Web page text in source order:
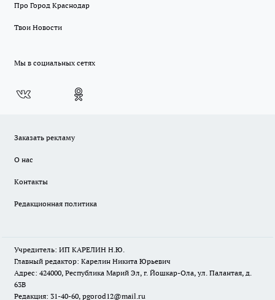
Про Город Краснодар
Твои Новости
Мы в социальных сетях
Заказать рекламу
О нас
Контакты
Редакционная политика
Учредитель: ИП КАРЕЛИН Н.Ю.
Главный редактор: Карелин Никита Юрьевич
Адрес: 424000, Республика Марий Эл, г. Йошкар-Ола, ул. Палантая, д.
63В
Редакция: 31-40-60, pgorod12@mail.ru